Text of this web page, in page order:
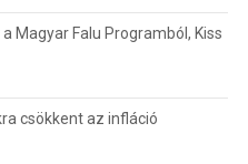
Magyar Falu Programból, Kiss
csökkent az infláció